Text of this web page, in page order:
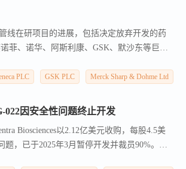
线在研项目的进展，包括决定放弃开发的药
菲、诺华、阿斯利康、GSK、默沙东等巨头
PLC GSK PLC Merck Sharp & Dohme Ltd
因安全性问题终止开发
Biosciences以2.12亿美元收购，每股4.5美
，已于2025年3月暂停开发并裁员90%。该